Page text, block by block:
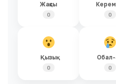
Жақсы
0 0
Қызық
0
Обал-
0